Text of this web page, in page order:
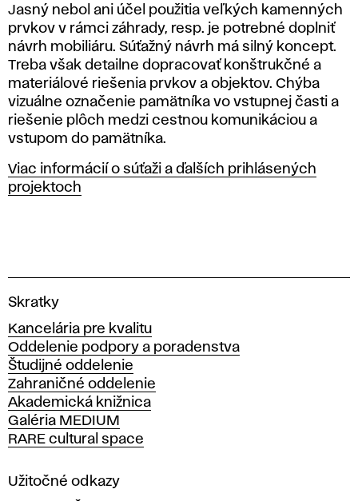
Jasný nebol ani účel použitia veľkých kamenných
prvkov v rámci záhrady, resp. je potrebné doplniť
návrh mobiliáru. Súťažný návrh má silný koncept.
Treba však detailne dopracovať konštrukčné a
materiálové riešenia prvkov a objektov. Chýba
vizuálne označenie pamätníka vo vstupnej časti a
riešenie plôch medzi cestnou komunikáciou a
vstupom do pamätníka.
Viac informácií o súťaži a ďalších prihlásených
projektoch
V
s
o
k
á
š
k
o
a
Skratky
Kancelária pre kvalitu
Oddelenie podpory a poradenstva
Študijné oddelenie
Zahraničné oddelenie
Akademická knižnica
Galéria MEDIUM
RARE cultural space
Užitočné odkazy